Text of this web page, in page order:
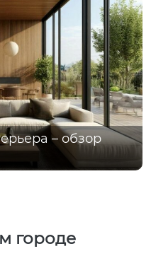
– обзор
городе